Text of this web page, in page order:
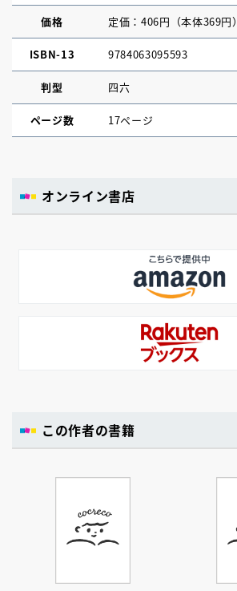
価格 定価：406円（本体369円）
ISBN-13 9784063095593
判型 四六
ページ数 17ページ
オンライン書店
この作者の書籍